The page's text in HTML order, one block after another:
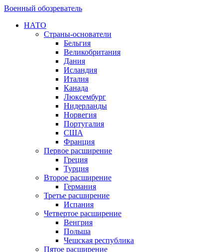
Военный обозреватель
НАТО
Страны-основатели
Бельгия
Великобритания
Дания
Исландия
Италия
Канада
Люксембург
Нидерланды
Норвегия
Португалия
США
Франция
Первое расширение
Греция
Турция
Второе расширение
Германия
Третье расширение
Испания
Четвертое расширение
Венгрия
Польша
Чешская республика
Пятое расширение